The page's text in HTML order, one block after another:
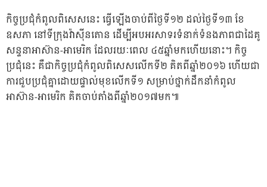
កិច្ចប្រជុំកំពូលពិសេសនេះ ធ្វើឡើងចាប់ពីថ្ងៃទី១២ ដល់ថ្ងៃទី១៣ ខែ
ឧសភា នៅទីក្រុងវ៉ាស៊ីនតោន ដើម្បីអបអរសាទរទំនាក់ទំនងភាពជាដៃគូ
សន្ទនាអាស៊ាន-អាមេរិក ដែលរយៈពេល ៤៥ឆ្នាំមកហើយនោះ។ កិច្ច
ប្រជុំនេះ គឺជាកិច្ចប្រជុំកំពូលពិសេសលើកទី២ គិតពីឆ្នាំ២០១៦ ហើយជា
ការជួបប្រជុំគ្នាដោយផ្ទាល់មុខលើកទី១ សម្រាប់ថ្នាក់ដឹកនាំកំពូល
អាស៊ាន-អាមេរិក គិតចាប់តាំងពីឆ្នាំ២០១៧មក៕